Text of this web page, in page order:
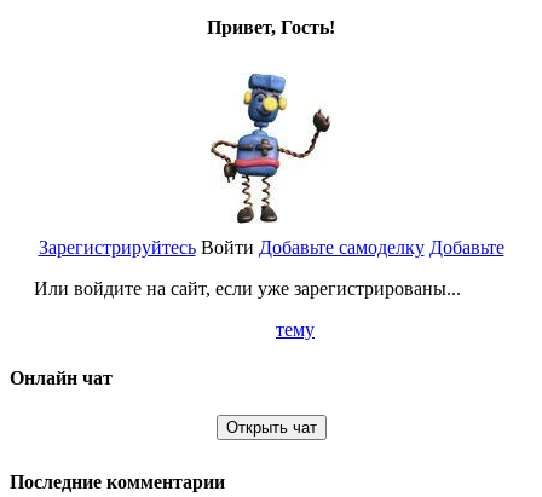
Привет, Гость!
Зарегистрируйтесь
Или войдите на сайт, если уже зарегистрированы...
Войти Добавьте самоделку Добавьте
тему
Онлайн чат
Открыть чат
Последние комментарии